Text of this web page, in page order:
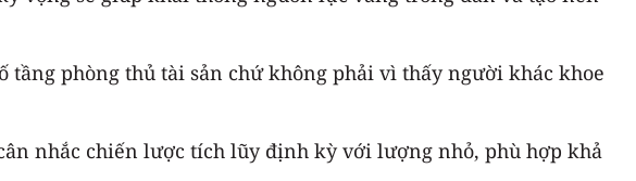
tầng phòng thủ tài sản chứ không phải vì thấy người khác khoe
nhắc chiến lược tích lũy định kỳ với lượng nhỏ, phù hợp khả